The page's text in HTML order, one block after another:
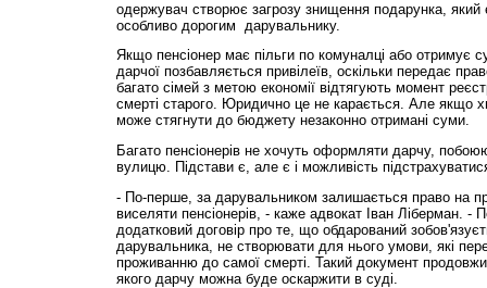
одержувач створює загрозу знищення подарунка, який
особливо дорогим дарувальнику.
Якщо пенсіонер має пільги по комуналці або отримує
дарчої позбавляється привілеїв, оскільки передає
багато сімей з метою економії відтягують момент
смерті старого. Юридично це не карається. Але якщо
може стягнути до бюджету незаконно отримані суми.
Багато пенсіонерів не хочуть оформляти дарчу,
вулицю. Підстави є, але є і можливість
- По-перше, за дарувальником залишається право на
виселяти пенсіонерів, - каже адвокат Іван Ліберман.
додатковий договір про те, що обдарований
дарувальника, не створювати для нього умови, які
проживанню до самої смерті. Такий документ
якого дарчу можна буде оскаржити в суді.